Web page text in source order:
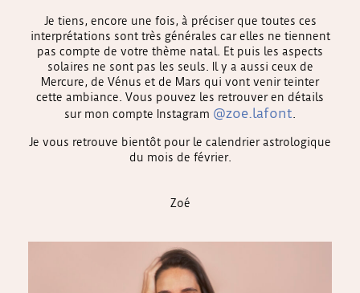
Je tiens, encore une fois, à préciser que toutes ces
interprétations sont très générales car elles ne tiennent
pas compte de votre thème natal. Et puis les aspects
solaires ne sont pas les seuls. Il y a aussi ceux de
Mercure, de Vénus et de Mars qui vont venir teinter
cette ambiance. Vous pouvez les retrouver en détails
sur mon compte Instagram @zoe.lafont
Je vous retrouve bientôt pour le calendrier astrologique
du mois de février.
Zoé